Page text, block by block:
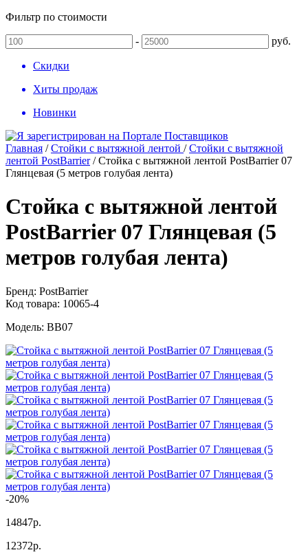
Фильтр по стоимости
- руб.
Скидки
Хиты продаж
Новинки
Главная /Стойки с вытяжной лентой /Стойки с вытяжной
лентой PostBarrier/Стойка с вытяжной лентой PostBarrier 07
Глянцевая (5 метров голубая лента)
Стойка с вытяжной лентой
PostBarrier 07 Глянцевая (5
метров голубая лента)
Бренд: PostBarrier
Код товара: 10065-4
Модель: BB07
-20%
14847р.
12372р.